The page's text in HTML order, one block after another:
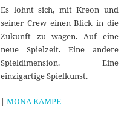
Es lohnt sich, mit Kreon und
seiner Crew einen Blick in die
Zukunft zu wagen. Auf eine
neue Spielzeit. Eine andere
Spieldimension. Eine
einzigartige Spielkunst.
| MONA KAMPE